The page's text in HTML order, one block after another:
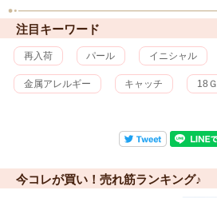
注目キーワード
再入荷 パール イニシャル
金属アレルギー キャッチ 18Ｇ
今コレが買い！売れ筋ランキング♪